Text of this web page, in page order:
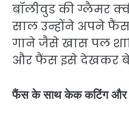
बॉलीवुड की ग्लैमर
साल उन्होंने अपने
गाने जैसे खास पल
और फैंस इसे देखकर
फैंस के साथ केक कटिंग और